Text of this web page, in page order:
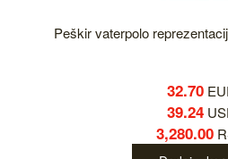
Peškir vaterpolo
32.70
39.24
3,280.00